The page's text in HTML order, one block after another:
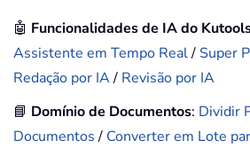
🤖 Funcionalidades de IA do
Assistente em Tempo Real/ Super
Redação por IA/ Revisão por IA
📘 Domínio de Documentos: Dividir
Documentos/ Converter em Lote